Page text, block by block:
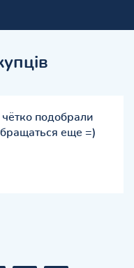
подобрали
еще =)